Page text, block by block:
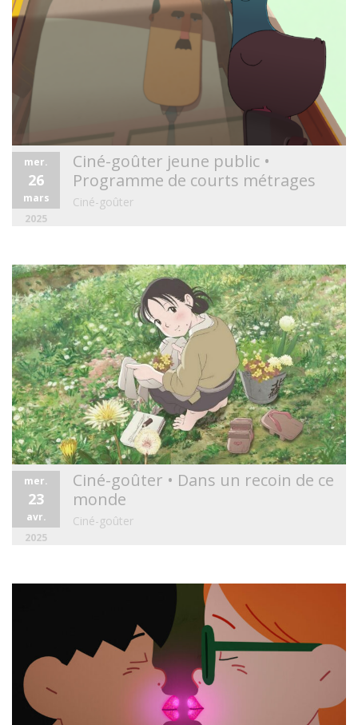
mer.
26
mars
2025
Ciné-goûter jeune public •
Programme de courts métrages
Ciné-goûter
mer.
23
avr.
2025
Ciné-goûter • Dans un recoin de ce
monde
Ciné-goûter